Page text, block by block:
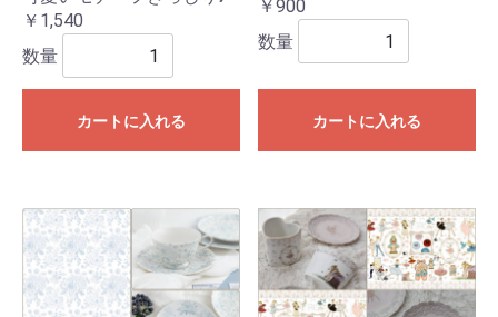
￥1,540
数量
カートに入れる
￥900
数量
カートに入れる